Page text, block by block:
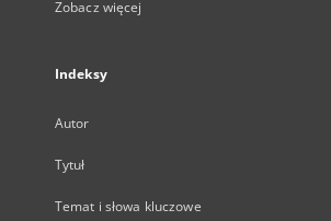
Zobacz więcej
Indeksy
Autor
Tytuł
Temat i słowa kluczowe